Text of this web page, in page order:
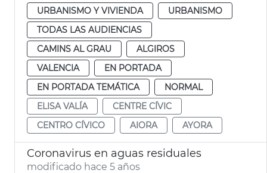
URBANISMO Y VIVIENDA
URBANISMO
TODAS LAS AUDIENCIAS
CAMINS AL GRAU
ALGIROS
VALENCIA
EN PORTADA
EN PORTADA TEMÁTICA
NORMAL
ELISA VALÍA
CENTRE CÍVIC
CENTRO CÍVICO
AIORA AYORA
Coronavirus en aguas residuales
modificado hace 5 años